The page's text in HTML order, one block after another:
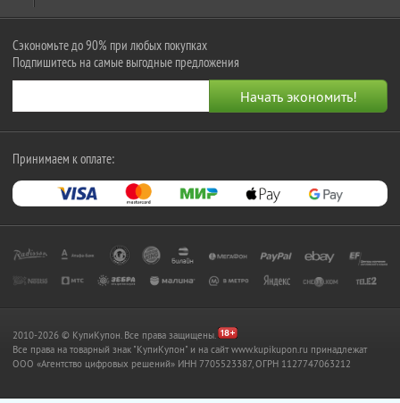
Сэкономьте до 90% при любых покупках
Подпишитесь на самые выгодные предложения
Принимаем к оплате:
2010-2026 © КупиКупон. Все права защищены.
Все права на товарный знак "КупиКупон" и на сайт www.kupikupon.ru принадлежат
OOO «Агентство цифровых решений» ИНН 7705523387, ОГРН 1127747063212